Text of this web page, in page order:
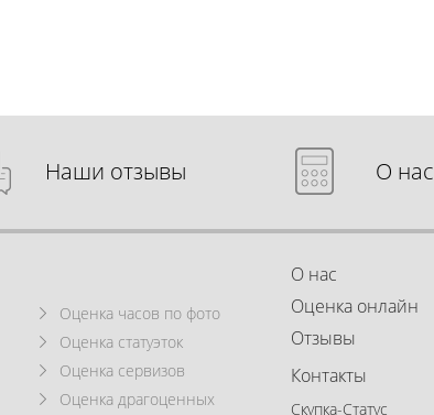
Наши отзывы О нас
Оценка часов по фото
Оценка статуэток
Оценка сервизов
Оценка драгоценных
О нас
Оценка онлайн
Отзывы
Контакты
Скупка-Статус